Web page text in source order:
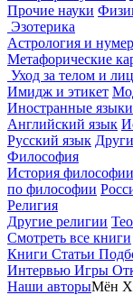
Прочие науки
Эзотерика
Астрология и
Метафорические
Уход за телом и
Имидж и этикет
Иностранные языки
Английский язык
Русский язык
Философия
История философии
по философии
Религия
Другие религии
Смотреть все книги
Книги Статьи
Интервью Игры
Наши авторыМён